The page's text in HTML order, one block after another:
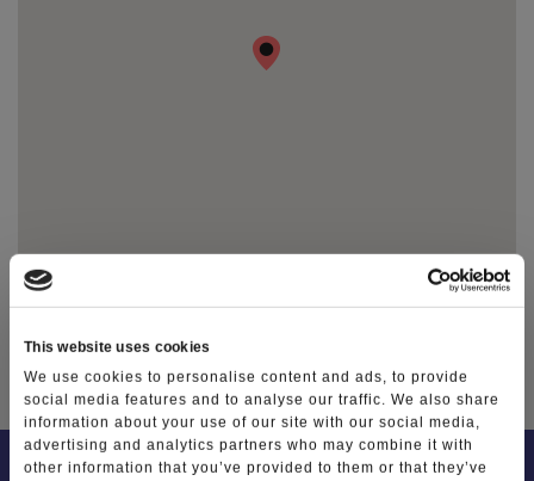
This website uses cookies
We use cookies to personalise content and ads, to provide
social media features and to analyse our traffic. We also share
information about your use of our site with our social media,
advertising and analytics partners who may combine it with
other information that you’ve provided to them or that they’ve
Le dieci cose da fare in Lessinia
TAG